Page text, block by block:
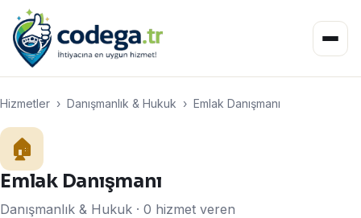
Hizmetler › Danışmanlık & Hukuk › Emlak Danışmanı
🏠
Emlak Danışmanı
Danışmanlık & Hukuk · 0 hizmet veren